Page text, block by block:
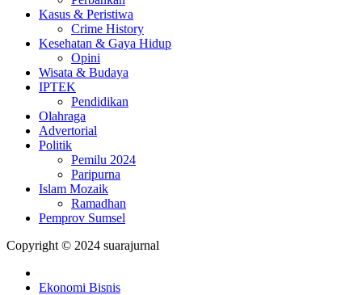
Kasus & Peristiwa
Crime History
Kesehatan & Gaya Hidup
Opini
Wisata & Budaya
IPTEK
Pendidikan
Olahraga
Advertorial
Politik
Pemilu 2024
Paripurna
Islam Mozaik
Ramadhan
Pemprov Sumsel
Copyright © 2024 suarajurnal
Ekonomi Bisnis